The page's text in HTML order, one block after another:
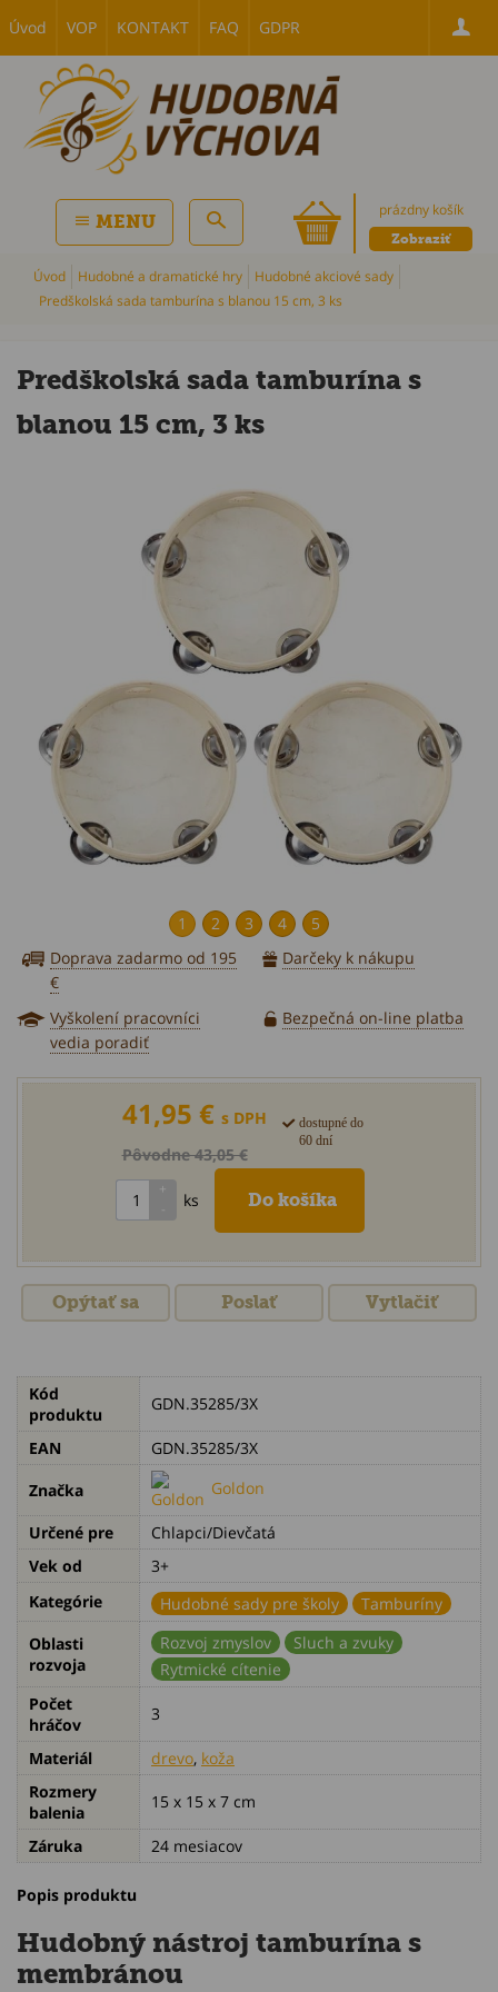
Úvod VOP KONTAKT FAQ GDPR
prázdny košík
Zobraziť
MENU
Úvod Hudobné a dramatické hry
Hudobné akciové sady
Predškolská sada tamburína s blanou 15 cm, 3 ks
Predškolská sada tamburína s
blanou 15 cm, 3 ks
1 2 3 4
5
Doprava zadarmo od 195
€
Darčeky k nákupu
Vyškolení pracovníci
vedia poradiť
Bezpečná on-line platba
41,95 € s DPH
Pôvodne 43,05 €
dostupné do
60 dní
ks
Opýtať sa Poslať Vytlačiť
Kód
produktu
GDN.35285/3X
EAN
GDN.35285/3X
Značka
Goldon
Určené pre
Chlapci/Dievčatá
Vek od
3+
Kategórie
Hudobné sady pre školy
Tamburíny
Oblasti
rozvoja
Rozvoj zmyslov
Sluch a zvuky
Rytmické cítenie
Počet
hráčov
3
Materiál drevo, koža
Rozmery
balenia
15 x 15 x 7 cm
Záruka 24 mesiacov
Popis produktu
Hudobný nástroj tamburína s
membránou